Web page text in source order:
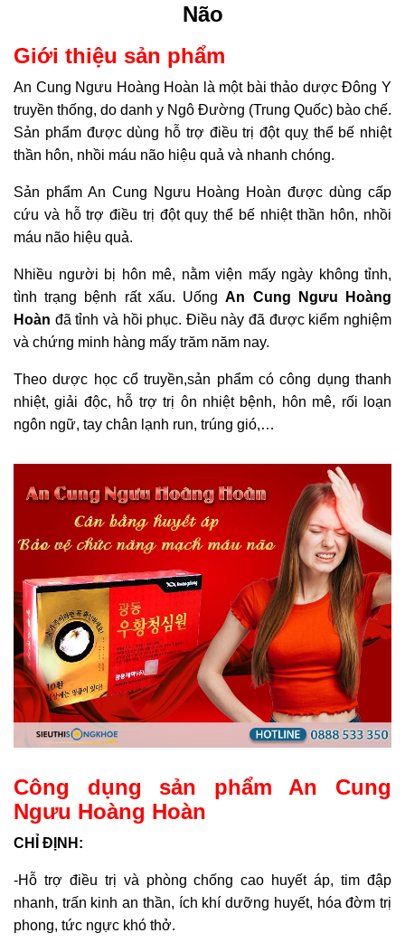
Não
Giới thiệu sản phẩm
An Cung Ngưu Hoàng Hoàn là một bài thảo dược Đông Y
truyền thống, do danh y Ngô Đường (Trung Quốc) bào chế.
Sản phẩm được dùng hỗ trợ điều trị đột quỵ thể bế nhiệt
thần hôn, nhồi máu não hiệu quả và nhanh chóng.
Sản phẩm An Cung Ngưu Hoàng Hoàn được dùng cấp
cứu và hỗ trợ điều trị đột quỵ thể bế nhiệt thần hôn, nhồi
máu não hiệu quả.
Nhiều người bị hôn mê, nằm viện mấy ngày không tỉnh,
tình trạng bệnh rất xấu. UốngAn Cung Ngưu Hoàng
Hoàn đã tỉnh và hồi phục. Điều này đã được kiểm nghiệm
và chứng minh hàng mấy trăm năm nay.
Theo dược học cổ truyền,sản phẩm có công dụng thanh
nhiệt, giải độc, hỗ trợ trị ôn nhiệt bệnh, hôn mê, rối loạn
ngôn ngữ, tay chân lạnh run, trúng gió,…
Công dụng sản phẩm An Cung
Ngưu Hoàng Hoàn
CHỈ ĐỊNH:
-Hỗ trợ điều trị và phòng chống cao huyết áp, tim đập
nhanh, trấn kinh an thần, ích khí dưỡng huyết, hóa đờm trị
phong, tức ngực khó thở.